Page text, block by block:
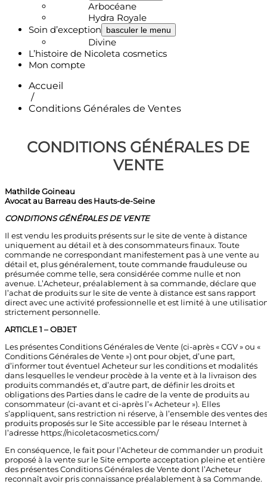
Arbocéane
Hydra Royale
Soin d’exception
basculer le menu
Divine
L’histoire de Nicoleta cosmetics
Mon compte
Accueil
/
Conditions Générales de Ventes
CONDITIONS GÉNÉRALES DE
VENTE
Mathilde Goineau
Avocat au Barreau des Hauts-de-Seine
CONDITIONS GÉNÉRALES DE VENTE
Il est vendu les produits présents sur le site de vente à distance
uniquement au détail et à des consommateurs finaux. Toute
commande ne correspondant manifestement pas à une vente au
détail et, plus généralement, toute commande frauduleuse ou
présumée comme telle, sera considérée comme nulle et non
avenue. L’Acheteur, préalablement à sa commande, déclare que
l’achat de produits sur le site de vente à distance est sans rapport
direct avec une activité professionnelle et est limité à une
strictement personnelle.
ARTICLE 1 – OBJET
Les présentes Conditions Générales de Vente (ci-après « CGV » ou «
Conditions Générales de Vente ») ont pour objet, d’une part,
d’informer tout éventuel Acheteur sur les conditions et modalités
dans lesquelles le vendeur procède à la vente et à la livraison des
produits commandés et, d’autre part, de définir les droits et
obligations des Parties dans le cadre de la vente de produits au
consommateur (ci-avant et ci-après l’« Acheteur »). Elles
s’appliquent, sans restriction ni réserve, à l’ensemble des ventes des
produits proposés sur le Site accessible par le réseau Internet à
l’adresse https://nicoletacosmetics.com/
En conséquence, le fait pour l’Acheteur de commander un produit
proposé à la vente sur le Site emporte acceptation pleine et entière
des présentes Conditions Générales de Vente dont l’Acheteur
reconnaît avoir pris connaissance préalablement à sa Commande.